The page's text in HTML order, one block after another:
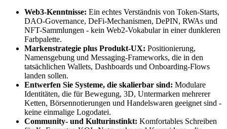
Web3-Kenntnisse: Ein echtes Verständnis von Token-Starts,
DAO-Governance, DeFi-Mechanismen, DePIN, RWAs und
NFT-Sammlungen - kein Web2-Vokabular in einer dunkleren
Farbpalette.
Markenstrategie plus Produkt-UX: Positionierung,
Namensgebung und Messaging-Frameworks, die in den
tatsächlichen Wallets, Dashboards und Onboarding-Flows
landen sollen.
Entwerfen Sie Systeme, die skalierbar sind: Modulare
Identitäten, die für Bewegung, 3D, Untermarken mehrerer
Ketten, Börsennotierungen und Handelswaren geeignet sind -
keine einmalige Logodatei.
Community- und Kulturinstinkt: Komfortables Schreiben